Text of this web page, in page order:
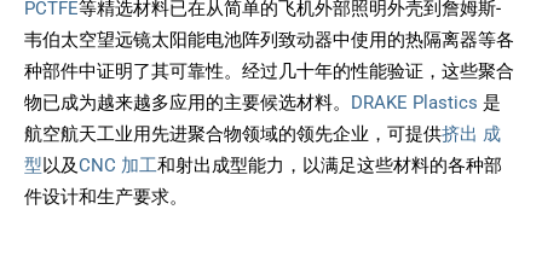
PCTFE等精选材料已在从简单的飞机外部照明外壳到詹姆斯-
韦伯太空望远镜太阳能电池阵列致动器中使用的热隔离器等各
种部件中证明了其可靠性。经过几十年的性能验证，这些聚合
物已成为越来越多应用的主要候选材料。 DRAKE Plastics 是
航空航天工业用先进聚合物领域的领先企业，可提供挤出 成
型以及CNC 加工和射出成型能力，以满足这些材料的各种部
件设计和生产要求。